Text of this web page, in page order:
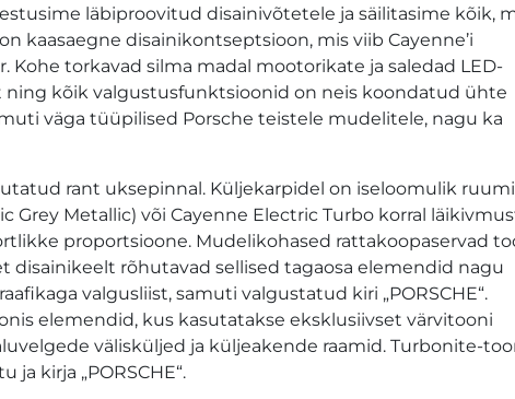
läbiproovitud disainivõtetele ja säilitasime kõik,
kaasaegne disainikontseptsioon, mis viib Cayenne’i
Kohe torkavad silma madal mootorikate ja saledad LED-
kõik valgustusfunktsioonid on neis koondatud ühte
väga tüüpilised Porsche teistele mudelitele, nagu ka
rant uksepinnal. Küljekarpidel on iseloomulik
Metallic) või Cayenne Electric Turbo korral
proportsioone. Mudelikohased rattakoopaservad
disainikeelt rõhutavad sellised tagaosa elemendid nagu
valgusliist, samuti valgustatud kiri „PORSCHE“.
elemendid, kus kasutatakse eksklusiivset värvitooni
välisküljed ja küljeakende raamid. Turbonite-
kirja „PORSCHE“.